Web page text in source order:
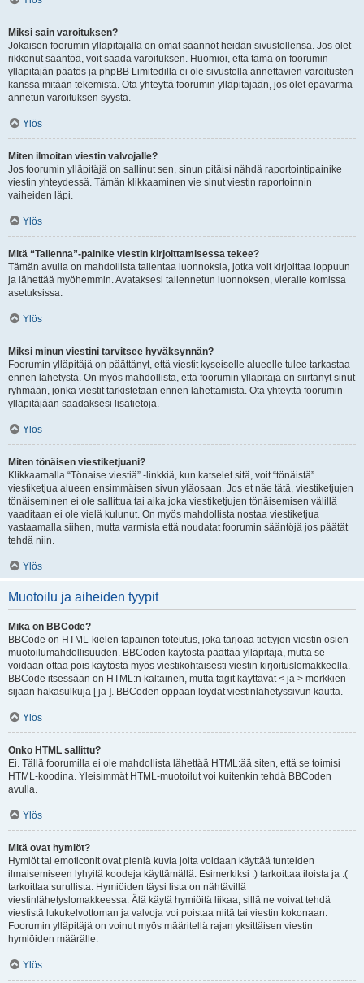
Miksi sain varoituksen?
Jokaisen foorumin ylläpitäjällä on omat säännöt heidän sivustollensa. Jos olet
rikkonut sääntöä, voit saada varoituksen. Huomioi, että tämä on foorumin
ylläpitäjän päätös ja phpBB Limitedillä ei ole sivustolla annettavien varoitusten
kanssa mitään tekemistä. Ota yhteyttä foorumin ylläpitäjään, jos olet epävarma
annetun varoituksen syystä.
Ylös
Miten ilmoitan viestin valvojalle?
Jos foorumin ylläpitäjä on sallinut sen, sinun pitäisi nähdä raportointipainike
viestin yhteydessä. Tämän klikkaaminen vie sinut viestin raportoinnin
vaiheiden läpi.
Ylös
Mitä “Tallenna”-painike viestin kirjoittamisessa tekee?
Tämän avulla on mahdollista tallentaa luonnoksia, jotka voit kirjoittaa loppuun
ja lähettää myöhemmin. Avataksesi tallennetun luonnoksen, vieraile komissa
asetuksissa.
Ylös
Miksi minun viestini tarvitsee hyväksynnän?
Foorumin ylläpitäjä on päättänyt, että viestit kyseiselle alueelle tulee tarkastaa
ennen lähetystä. On myös mahdollista, että foorumin ylläpitäjä on siirtänyt sinut
ryhmään, jonka viestit tarkistetaan ennen lähettämistä. Ota yhteyttä foorumin
ylläpitäjään saadaksesi lisätietoja.
Ylös
Miten tönäisen viestiketjuani?
Klikkaamalla “Tönaise viestiä” -linkkiä, kun katselet sitä, voit “tönäistä”
viestiketjua alueen ensimmäisen sivun yläosaan. Jos et näe tätä, viestiketjujen
tönäiseminen ei ole sallittua tai aika joka viestiketjujen tönäisemisen välillä
vaaditaan ei ole vielä kulunut. On myös mahdollista nostaa viestiketjua
vastaamalla siihen, mutta varmista että noudatat foorumin sääntöjä jos päätät
tehdä niin.
Ylös
Muotoilu ja aiheiden tyypit
Mikä on BBCode?
BBCode on HTML-kielen tapainen toteutus, joka tarjoaa tiettyjen viestin osien
muotoilumahdollisuuden. BBCoden käytöstä päättää ylläpitäjä, mutta se
voidaan ottaa pois käytöstä myös viestikohtaisesti viestin kirjoituslomakkeella.
BBCode itsessään on HTML:n kaltainen, mutta tagit käyttävät < ja > merkkien
sijaan hakasulkuja [ ja ]. BBCoden oppaan löydät viestinlähetyssivun kautta.
Ylös
Onko HTML sallittu?
Ei. Tällä foorumilla ei ole mahdollista lähettää HTML:ää siten, että se toimisi
HTML-koodina. Yleisimmät HTML-muotoilut voi kuitenkin tehdä BBCoden
avulla.
Ylös
Mitä ovat hymiöt?
Hymiöt tai emoticonit ovat pieniä kuvia joita voidaan käyttää tunteiden
ilmaisemiseen lyhyitä koodeja käyttämällä. Esimerkiksi :) tarkoittaa iloista ja :(
tarkoittaa surullista. Hymiöiden täysi lista on nähtävillä
viestinlähetyslomakkeessa. Älä käytä hymiöitä liikaa, sillä ne voivat tehdä
viestistä lukukelvottoman ja valvoja voi poistaa niitä tai viestin kokonaan.
Foorumin ylläpitäjä on voinut myös määritellä rajan yksittäisen viestin
hymiöiden määrälle.
Ylös